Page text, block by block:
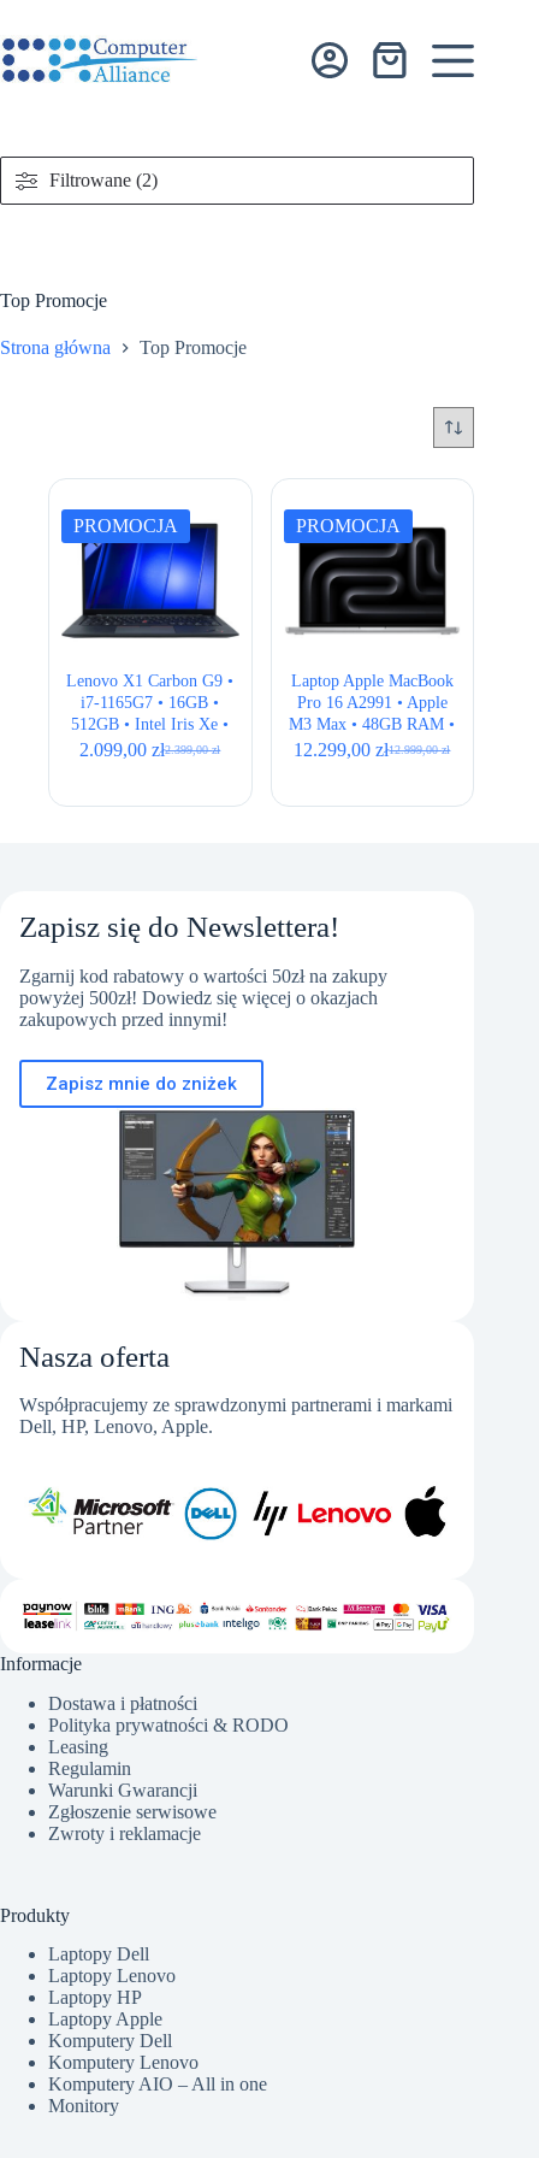
treści
Koszyk
Top Promocje
Strona główna Top Promocje
PROMOCJA
Lenovo X1 Carbon G9 •
i7-1165G7 • 16GB •
512GB • Intel Iris Xe •
14″ FHD+2.399,00zł
Pierwotna
wynosiła:
2.099,00zł
Aktualna
wynosi:
PROMOCJA
Laptop Apple MacBook
Pro 16 A2991 • Apple
M3 Max • 48GB RAM •
512GB SSD • 16,2″
12.999,00zł
Pierwotna
wynosiła:
12.299,00zł
Aktualna
wynosi:
Filtrowane (2)
Zapisz się do Newslettera!
Zgarnij kod rabatowy o wartości 50zł na zakupy
powyżej 500zł! Dowiedz się więcej o okazjach
zakupowych przed innymi!
Zapisz mnie do zniżek
Nasza oferta
Współpracujemy ze sprawdzonymi partnerami i markami
Dell, HP, Lenovo, Apple.
Informacje
Dostawa i płatności
Polityka prywatności & RODO
Leasing
Regulamin
Warunki Gwarancji
Zgłoszenie serwisowe
Zwroty i reklamacje
Produkty
Laptopy Dell
Laptopy Lenovo
Laptopy HP
Laptopy Apple
Komputery Dell
Komputery Lenovo
Komputery AIO – All in one
Monitory